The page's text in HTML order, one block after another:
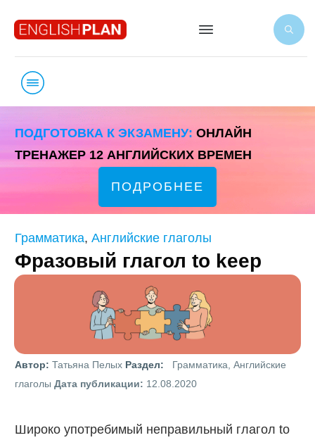
ПОДГОТОВКА К ЭКЗАМЕНУ: ОНЛАЙН
ТРЕНАЖЕР 12 АНГЛИЙСКИХ ВРЕМЕН
ПОДРОБНЕЕ
Грамматика, Английские глаголы
Фразовый глагол to keep
Автор: Татьяна Пелых Раздел:
Грамматика, Английские
глаголы Дата публикации: 12.08.2020
Широко употребимый неправильный глагол to